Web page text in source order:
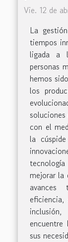
Vie. 12 de
La
tiempos
ligada a
personas
hemos
los
con el
la
mejorar la
sus